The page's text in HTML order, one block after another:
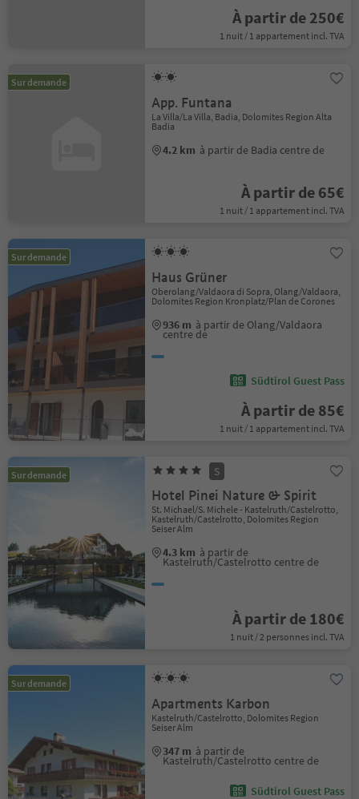
À partir de 250€
1 nuit / 1 appartement incl. TVA
Sur demande
App. Funtana
La Villa/La Villa, Badia, Dolomites Region Alta
Badia
4.2 km à partir de Badia centre de
À partir de 65€
1 nuit / 1 appartement incl. TVA
Sur demande
Haus Grüner
Oberolang/Valdaora di Sopra, Olang/Valdaora,
Dolomites Region Kronplatz/Plan de Corones
936 m à partir de Olang/Valdaora
centre de
Südtirol Guest Pass
À partir de 85€
1 nuit / 1 appartement incl. TVA
Sur demande S
Hotel Pinei Nature & Spirit
St. Michael/S. Michele - Kastelruth/Castelrotto,
Kastelruth/Castelrotto, Dolomites Region
Seiser Alm
4.3 km à partir de
Kastelruth/Castelrotto centre de
À partir de 180€
1 nuit / 2 personnes incl. TVA
Sur demande
Apartments Karbon
Kastelruth/Castelrotto, Dolomites Region
Seiser Alm
347 m à partir de
Kastelruth/Castelrotto centre de
Südtirol Guest Pass